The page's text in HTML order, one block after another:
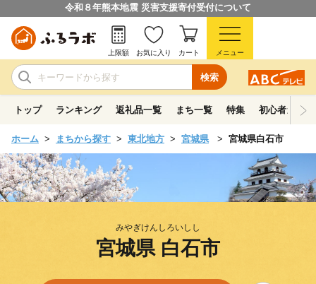
令和８年熊本地震 災害支援寄付受付について
検索
上限額 お気に入り カート メニュー
トップ ランキング 返礼品一覧 まち一覧 特集 初心者ガイド
ホーム まちから探す 東北地方 宮城県 宮城県白石市
みやぎけんしろいしし
宮城県 白石市